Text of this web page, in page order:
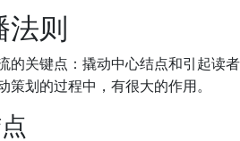
则
的关键点：撬动中心结点和引起读者
策划的过程中，有很大的作用。